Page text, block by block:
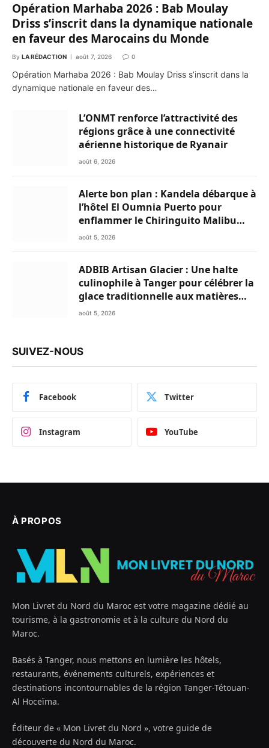
Opération Marhaba 2026 : Bab Moulay
Driss s’inscrit dans la dynamique nationale
en faveur des Marocains du Monde
By LA RÉDACTION août 7, 2026 0
Opération Marhaba 2026 : Bab Moulay Driss s’inscrit dans la
dynamique nationale en faveur des…
L’ONMT renforce l’attractivité des
régions grâce à une connectivité
aérienne historique de Ryanair
août 6, 2026
Alerte bon plan : Kandela débarque à
l’hôtel El Oumnia Puerto pour
enflammer le Chiringuito Malibu
Club
août 5, 2026
ADBIB Artisan Glacier : Une halte
culinophile à Tanger pour célébrer la
glace traditionnelle aux matières
premières de choix
août 5, 2026
SUIVEZ-NOUS
Facebook Twitter
Instagram YouTube
À PROPOS
Mon Livret du Nord du Maroc est votre magazine dédié au
tourisme, à la gastronomie et à la culture du Nord du
Maroc.
Basés à Tanger, nous mettons en lumière les hôtels,
restaurants, événements culturels, expériences et
destinations incontournables de la région Tanger-Tétouan-
Al Hoceïma.
Éditeur de « Mon Livret du Nord », votre guide de
découverte du Nord du Maroc.